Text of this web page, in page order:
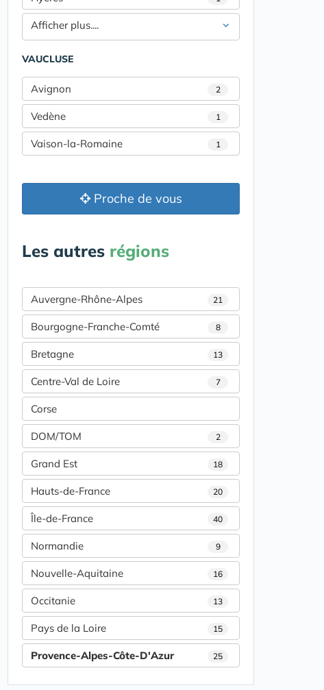
Afficher plus....
VAUCLUSE
Avignon 2
Vedène 1
Vaison-la-Romaine 1
Proche de vous
Les autres régions
Auvergne-Rhône-Alpes 21
Bourgogne-Franche-Comté 8
Bretagne 13
Centre-Val de Loire 7
Corse
DOM/TOM 2
Grand Est 18
Hauts-de-France 20
Île-de-France 40
Normandie 9
Nouvelle-Aquitaine 16
Occitanie 13
Pays de la Loire 15
Provence-Alpes-Côte-D'Azur 25